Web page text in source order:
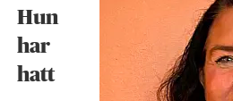
Hun
har
hatt